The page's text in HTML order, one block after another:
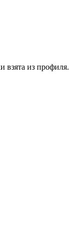
взята из профиля.